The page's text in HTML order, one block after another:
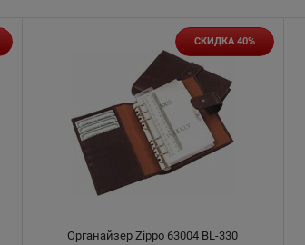
Органайзер Zippo 63004 BL-330
СКИДКА 40%